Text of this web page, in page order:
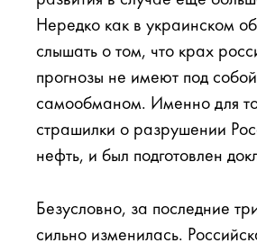
Нередко как в украинском
слышать о том, что крах
прогнозы не имеют под
самообманом. Именно для
страшилки о разрушении
нефть, и был подготовлен
Безусловно, за последние
сильно изменилась.